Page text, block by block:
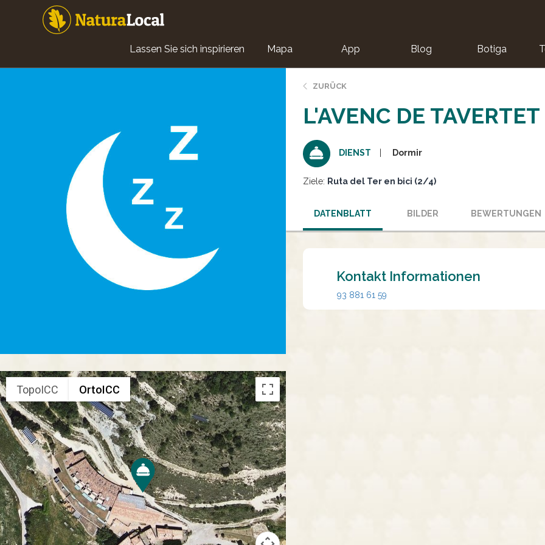
Main
navigation
Lassen Sie sich inspirieren Mapa App Blog Botiga
TopoICC OrtoICC
ZURÜCK
L'AVENC DE TAVERTET
DIENST Dormir
Ziele: Ruta del Ter en bici (2/4)
DATENBLATT BILDER BEWERTUNGEN
Kontakt Informationen
93 881 61 59